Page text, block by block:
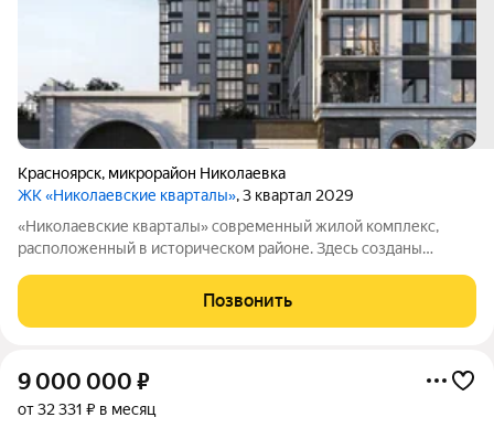
Красноярск, микрорайон Николаевка
ЖК «Николаевские кварталы», 3 квартал 2029
«Николаевские кварталы» современный жилой комплекс,
расположенный в историческом районе. Здесь созданы
посторонних, работает система видеонаблюдения и контроль
доступа. Интерьеры выполнены по авторским
Позвонить
9 000 000 ₽
от 32 331 ₽ в месяц